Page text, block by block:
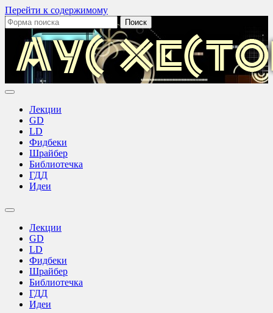
Перейти к содержимому
Поиск:
Аус
Лекции
GD
LD
Фидбеки
Шрайбер
Библиотечка
ГДД
Идеи
Переключить
поискаЛекции
GD
LD
Фидбеки
Шрайбер
Библиотечка
ГДД
Идеи